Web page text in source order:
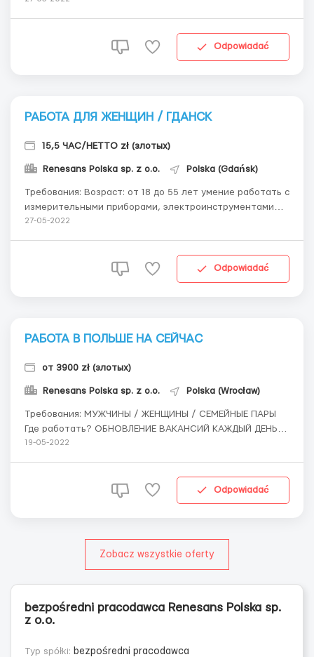
Odpowiadać
РАБОТА ДЛЯ ЖЕНЩИН / ГДАНСК
15,5 ЧАС/НЕТТО zł (злотых)
Renesans Polska sp. z o.o. Polska (Gdańsk)
Требования: Возраст: от 18 до 55 лет умение работать с
измерительными приборами, электроинструментами
Где работать? Производство высококачественных
27-05-2022
Odpowiadać
РАБОТА В ПОЛЬШЕ НА СЕЙЧАС
от 3900 zł (злотых)
Renesans Polska sp. z o.o. Polska (Wrocław)
Требования: МУЖЧИНЫ / ЖЕНЩИНЫ / СЕМЕЙНЫЕ ПАРЫ
Где работать? ОБНОВЛЕНИЕ ВАКАНСИЙ КАЖДЫЙ ДЕНЬ ,
ВАКАНСИЙ МНОГО , УТОЧНЯЙТЕ Условия работы:
19-05-2022
Odpowiadać
Zobacz wszystkie oferty
bezpośredni pracodawca Renesans Polska sp.
z o.o.
Typ spółki: bezpośredni pracodawca